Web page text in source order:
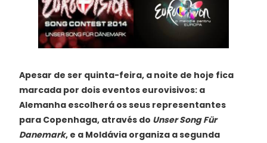
Apesar de ser quinta-feira, a noite de hoje fica
marcada por dois eventos eurovisivos: a
Alemanha escolherá os seus representantes
para Copenhaga, através do Unser Song Für
Danemark, e a Moldávia organiza a segunda